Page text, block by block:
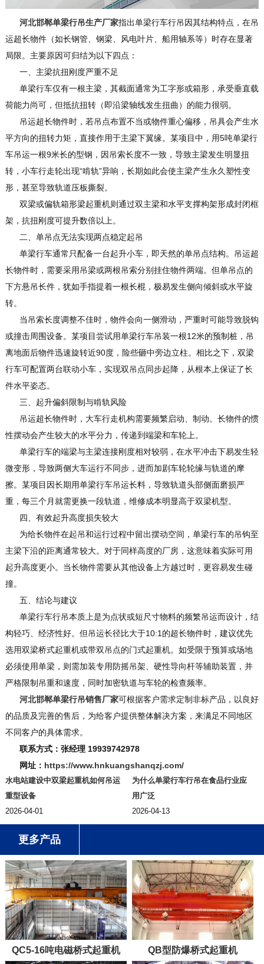
河北邯郸单梁行吊生产厂家指出单梁行车行吊因其结构特点，在吊
运超长物件（如长钢管、钢梁、风电叶片、船用轴系等）时存在显著
局限。主要原因可归结为以下四点：
一、主梁抗扭刚度严重不足
单梁行车仅有一根主梁，其截面通常为工字形或箱形，承受垂直载
荷能力尚可，但抵抗扭转（即沿梁轴线发生扭曲）的能力很弱。
吊运超长物件时，若吊点布置不当或物件重心偏移，吊具会产生水
平方向的扭转力矩，直接作用于主梁下翼缘。某项目中，用5吨单梁行
车吊运一根9米长的型钢，因吊索长度不一致，导致主梁发生明显扭
转，小车行走轮出现“啃轨”异响，长期如此会使主梁产生永久塑性变
形，甚至导致轨道压板撕裂。
双梁或偏轨箱形梁起重机则通过双主梁和水平支撑构架形成封闭框
架，抗扭刚度可提升数倍以上。
二、单吊点无法实现两点稳定起吊
单梁行车通常只配备一台起升小车，即天然的单吊点结构。吊运超
长物件时，需要采用吊梁或两根吊索分别挂住物件两端。但单吊点的
下方悬吊长件，犹如手指提着一根长棍，极易发生侧向倾斜或水平旋
转。
当吊索长度调整不佳时，物件会向一侧滑动，严重时可能导致脱钩
或撞击周围设备。某项目尝试用单梁行车吊装一根12米的预制桩，吊
离地面后物件迅速旋转近90度，险些砸中旁边立柱。相比之下，双梁
行车可配置两台联动小车，实现双吊点同步起降，从根本上保证了长
件水平姿态。
三、起升偏斜限制与啃轨风险
吊运超长物件时，大车行走机构需要频繁启动、制动。长物件的惯
性摆动会产生较大的水平分力，传递到端梁和车轮上。
单梁行车的端梁与主梁连接刚度相对较弱，在水平冲击下易发生轻
微变形，导致两侧大车运行不同步，进而加剧车轮轮缘与轨道的摩
擦。某项目因长期用单梁行车吊运长料，导致轨道头部侧面磨损严
重，每三个月就需更换一段轨道，维修成本明显高于双梁机型。
四、有效起升高度损失较大
为给长物件在起吊和运行过程中留出摆动空间，单梁行车的吊钩至
主梁下沿的距离通常较大。对于同样高度的厂房，这意味着实际可用
起升高度更小。当长物件需要从其他设备上方越过时，更容易发生碰
撞。
五、结论与建议
单梁行车行吊本质上是为点状或短尺寸物料的频繁吊运而设计，结
构轻巧、经济性好。但吊运长径比大于10:1的超长物件时，建议优先
选用双梁桥式起重机或带双吊点的门式起重机。如受限于预算或场地
必须使用单梁，则需加装专用防摇吊架、硬性导向杆等辅助装置，并
严格限制吊重和速度，同时加密轨道与车轮的检查频率。
河北邯郸单梁行吊销售厂家可根据客户需求定制非标产品，以良好
的品质及完善的售后，为给客户提供整体解决方案，来满足不同地区
不同客户的具体需求。
联系方式：张经理 19939742978
网址： https://www.hnkuangshanqzj.com/
水电站建设中双梁起重机如何吊运
重型设备
2026-04-01
为什么单梁行车行吊在食品行业应
用广泛
2026-04-13
更多产品
QC5-16吨电磁桥式起重机 QB型防爆桥式起重机